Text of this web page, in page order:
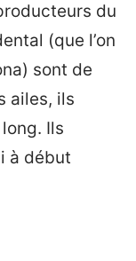
du
(que l’on
sont de
ailes, ils
Ils
à début